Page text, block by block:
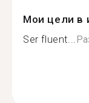
Мои цели в
Ser fluent...